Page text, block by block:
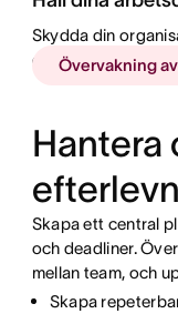
Skydda din
och skydda
Övervakning
Hantera
Skapa ett central
och deadliner.
mellan team, och
Skapa
Effektivisera